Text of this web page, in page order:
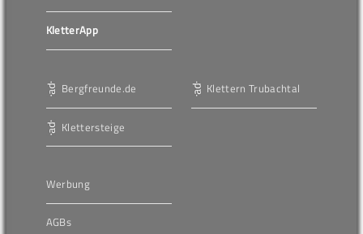
KletterApp
Bergfreunde.de
Klettersteige
Klettern Trubachtal
Werbung
AGBs